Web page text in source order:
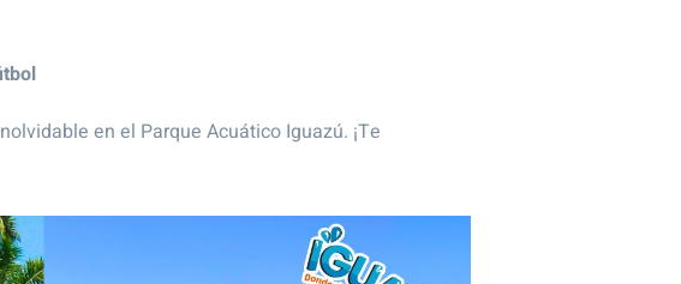
en el Parque Acuático Iguazú. ¡Te